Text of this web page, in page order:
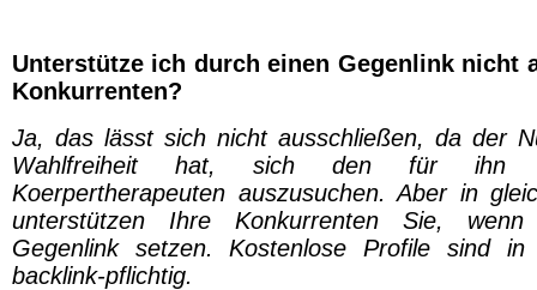
Unterstütze ich durch einen Gegenlink nicht
Konkurrenten?
Ja, das lässt sich nicht ausschließen, da der
Wahlfreiheit hat, sich den für ihn
Koerpertherapeuten auszusuchen. Aber in
unterstützen Ihre Konkurrenten Sie,
Gegenlink setzen. Kostenlose Profile sind
backlink-pflichtig.